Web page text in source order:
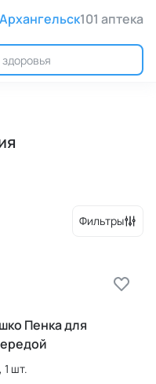
Архангельск101 аптека
Фильтры
Пенка для
1 шт.